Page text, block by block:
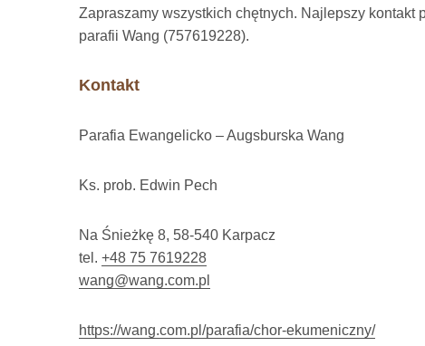
Zapraszamy wszystkich chętnych. Najlepszy kontakt
parafii Wang (757619228).
Kontakt
Parafia Ewangelicko – Augsburska Wang
Ks. prob. Edwin Pech
Na Śnieżkę 8, 58-540 Karpacz
tel. +48 75 7619228
wang@wang.com.pl
https://wang.com.pl/parafia/chor-ekumeniczny/